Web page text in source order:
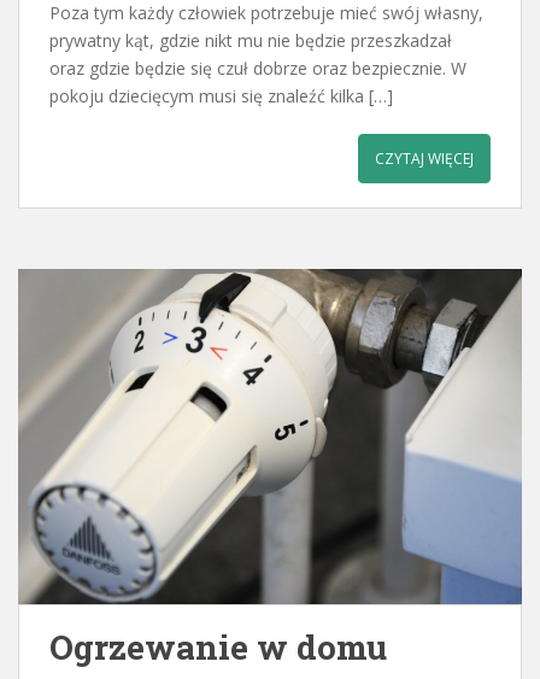
Poza tym każdy człowiek potrzebuje mieć swój własny,
prywatny kąt, gdzie nikt mu nie będzie przeszkadzał
oraz gdzie będzie się czuł dobrze oraz bezpiecznie. W
pokoju dziecięcym musi się znaleźć kilka […]
CZYTAJ WIĘCEJ
Ogrzewanie w domu